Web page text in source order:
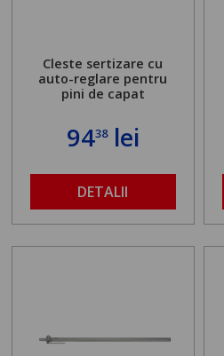
Cleste sertizare cu
auto-reglare pentru
pini de capat
9438lei
DETALII